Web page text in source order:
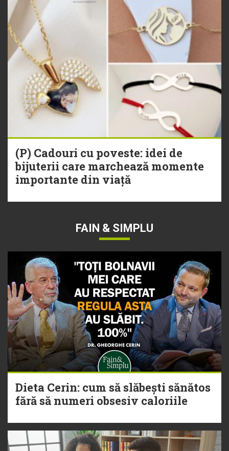
(P) Cadouri cu poveste: idei de
bijuterii care marchează momente
importante din viață
FAIN & SIMPLU
Dieta Cerin: cum să slăbești sănătos
fără să numeri obsesiv caloriile